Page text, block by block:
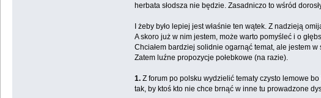
herbata słodsza nie będzie. Zasadniczo to wśród
I żeby było lepiej jest właśnie ten wątek. Z nadzieją
A skoro już w nim jestem, może warto pomyśleć i o
Chciałem bardziej solidnie ogarnąć temat, ale jestem
Zatem luźne propozycje połebkowe (na razie).
1.Z forum po polsku wydzielić tematy czysto lemowe bo
tak, by ktoś kto nie chce brnąć w inne tu prowadzone